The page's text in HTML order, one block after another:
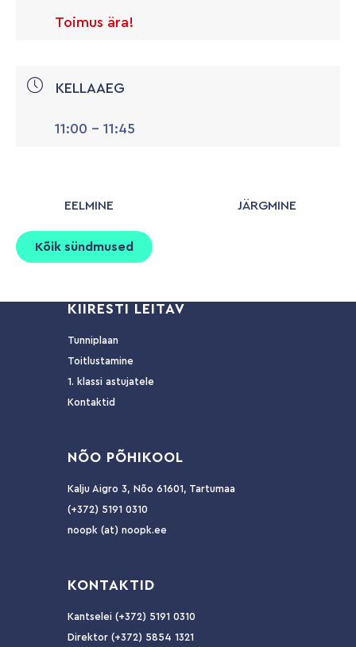
Toimus ära!
KELLAAEG
11:00 - 11:45
EELMINE JÄRGMINE
Kõik sündmused
KIIRESTI LEITAV
Tunniplaan
Toitlustamine
1. klassi astujatele
Kontaktid
NÕO PÕHIKOOL
Kalju Aigro 3, Nõo 61601, Tartumaa
(+372) 5191 0310
noopk (at) noopk.ee
KONTAKTID
Kantselei (+372) 5191 0310
Direktor (+372) 5854 1321